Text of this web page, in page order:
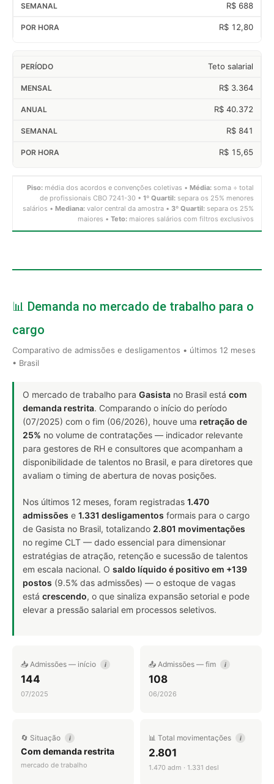
R$ 688
R$ 12,80
Teto salarial
R$ 3.364
R$ 40.372
R$ 841
R$ 15,65
Piso: média dos acordos e convenções coletivas • Média: soma ÷ total
de profissionais CBO 7241-30 • 1º Quartil: separa os 25% menores
salários • Mediana: valor central da amostra • 3º Quartil: separa os 25%
maiores • Teto: maiores salários com filtros exclusivos
📊 Demanda no mercado de trabalho para o
cargo
Comparativo de admissões e desligamentos • últimos 12 meses
• Brasil
O mercado de trabalho para Gasista no Brasil está com
demanda restrita. Comparando o início do período
(07/2025) com o fim (06/2026), houve uma retração de
25% no volume de contratações — indicador relevante
para gestores de RH e consultores que acompanham a
disponibilidade de talentos no Brasil, e para diretores que
avaliam o timing de abertura de novas posições.
Nos últimos 12 meses, foram registradas 1.470
admissões e 1.331 desligamentos formais para o cargo
de Gasista no Brasil, totalizando 2.801 movimentações
no regime CLT — dado essencial para dimensionar
estratégias de atração, retenção e sucessão de talentos
em escala nacional. O saldo líquido é positivo em +139
postos (9.5% das admissões) — o estoque de vagas
está crescendo, o que sinaliza expansão setorial e pode
elevar a pressão salarial em processos seletivos.
📥 Admissões — início i
144
07/2025
📤 Admissões — fim i
108
06/2026
🔄 Situação i
Com demanda restrita
mercado de trabalho
📊 Total movimentações i
2.801
1.470 adm · 1.331 desl